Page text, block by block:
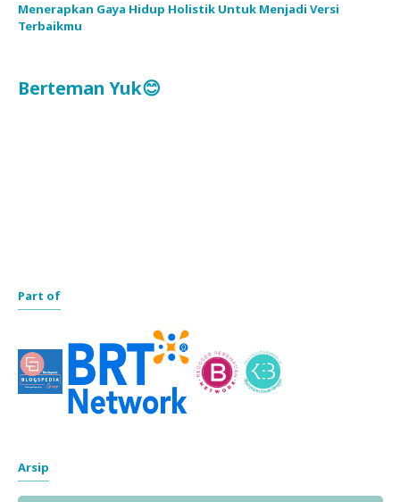
Menerapkan Gaya Hidup Holistik Untuk Menjadi Versi
Terbaikmu
Berteman Yuk😊
Part of
Arsip